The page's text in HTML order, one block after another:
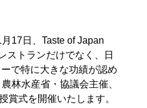
17日、Taste of Japan
ストランだけでなく、日
で特に大きな功績が認め
林水産省・協議会主催、
賞式を開催いたします。